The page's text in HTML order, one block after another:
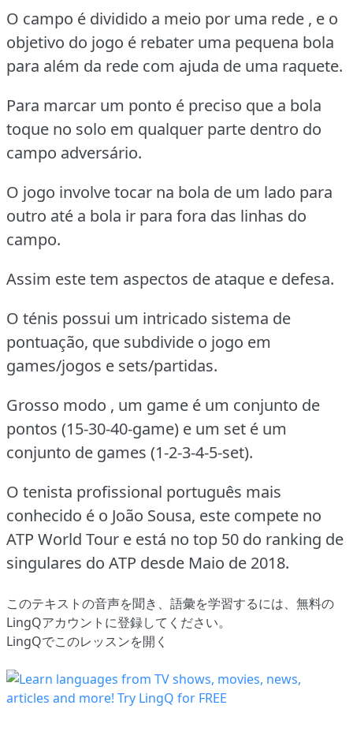
O campo é dividido a meio por uma rede , e o
objetivo do jogo é rebater uma pequena bola
para além da rede com ajuda de uma raquete.
Para marcar um ponto é preciso que a bola
toque no solo em qualquer parte dentro do
campo adversário.
O jogo involve tocar na bola de um lado para
outro até a bola ir para fora das linhas do
campo.
Assim este tem aspectos de ataque e defesa.
O ténis possui um intricado sistema de
pontuação, que subdivide o jogo em
games/jogos e sets/partidas.
Grosso modo , um game é um conjunto de
pontos (15-30-40-game) e um set é um
conjunto de games (1-2-3-4-5-set).
O tenista profissional português mais
conhecido é o João Sousa, este compete no
ATP World Tour e está no top 50 do ranking de
singulares do ATP desde Maio de 2018.
このテキストの音声を聞き、語彙を学習するには、 無料の
LingQアカウントに登録してください。
LingQでこのレッスンを開く